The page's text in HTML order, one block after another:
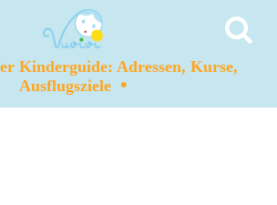
Kinderguide: Adressen, Kurse,
Ausflugsziele •